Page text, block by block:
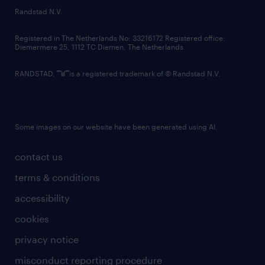
country websites
contact us
terms & conditions
accessibility
cookies
privacy notice
misconduct reporting procedure
Randstad N.V.
Registered in The Netherlands No: 33216172 Registered office:
Diemermere 25, 1112 TC Diemen, The Netherlands.
RANDSTAD, is a registered trademark of © Randstad N.V.
Some images on our website have been generated using AI.